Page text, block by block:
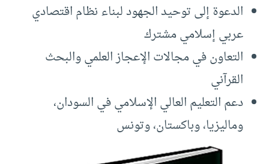
الدعوة إلى توحيد الجهود لبناء نظام اقتصادي
عربي إسلامي مشترك
التعاون في مجالات الإعجاز العلمي والبحث
القرآني
دعم التعليم العالي الإسلامي في السودان،
وماليزيا، وباكستان، وتونس